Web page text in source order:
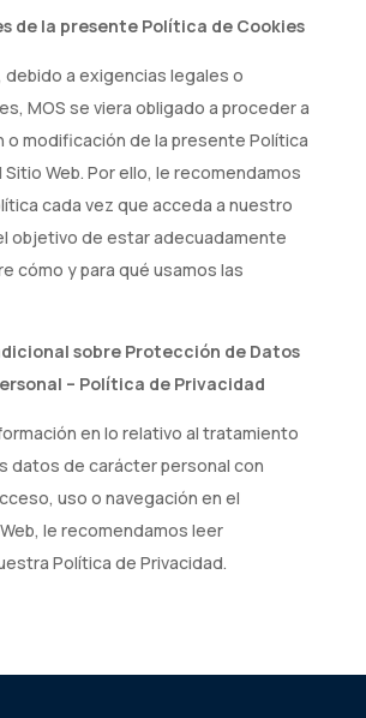
de la presente Política de Cookies
debido a exigencias legales o
MOS se viera obligado a proceder a
o modificación de la presente Política
Web. Por ello, le recomendamos
cada vez que acceda a nuestro
objetivo de estar adecuadamente
cómo y para qué usamos las
sobre Protección de Datos
– Política de Privacidad
en lo relativo al tratamiento
datos de carácter personal con
uso o navegación en el
le recomendamos leer
Política de Privacidad.